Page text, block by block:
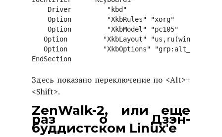
    Driver         "kbd"
    Option         "XkbRules" "xorg"
    Option         "XkbModel" "pc105"
Option         "XkbLayout"
Option         "XkbOptions"
Здесь показано переключение по <Alt>+
<Shift>.
ZenWalk-2, или еще
раз о Дзэн-
буддистском Linux'е